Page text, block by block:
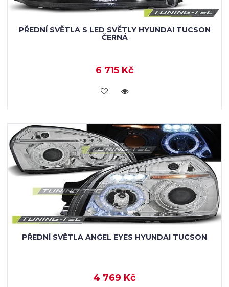
PŘEDNÍ SVĚTLA S LED SVĚTLY HYUNDAI TUCSON
ČERNÁ
6 715 Kč
KOUPIT
PŘEDNÍ SVĚTLA ANGEL EYES HYUNDAI TUCSON
4 769 Kč